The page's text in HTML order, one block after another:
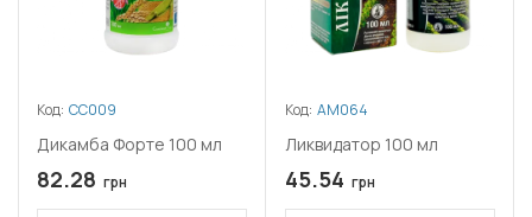
Код: СС009
Дикамба Форте 100 мл
82.28 грн
Код: АМ064
Ликвидатор 100 мл
45.54 грн